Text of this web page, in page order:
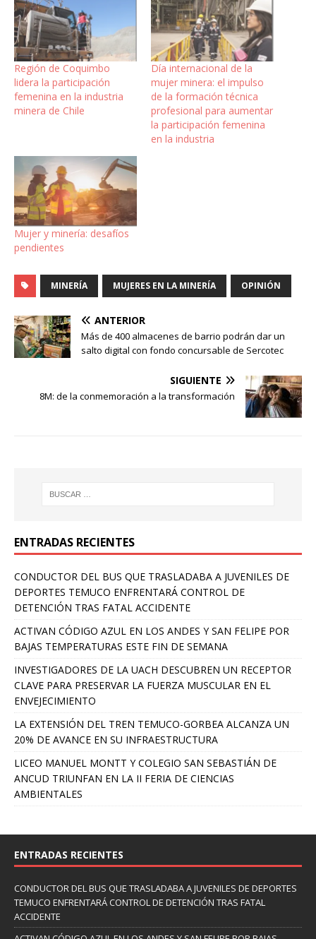
Región de Coquimbo
lidera la participación
femenina en la industria
minera de Chile
Día internacional de la
mujer minera: el impulso
de la formación técnica
profesional para aumentar
la participación femenina
en la industria
Mujer y minería: desafíos
pendientes
MINERÍA MUJERES EN LA MINERÍA OPINIÓN
ANTERIOR
Más de 400 almacenes de barrio podrán dar un
salto digital con fondo concursable de Sercotec
SIGUIENTE
8M: de la conmemoración a la transformación
ENTRADAS RECIENTES
CONDUCTOR DEL BUS QUE TRASLADABA A JUVENILES DE
DEPORTES TEMUCO ENFRENTARÁ CONTROL DE
DETENCIÓN TRAS FATAL ACCIDENTE
ACTIVAN CÓDIGO AZUL EN LOS ANDES Y SAN FELIPE POR
BAJAS TEMPERATURAS ESTE FIN DE SEMANA
INVESTIGADORES DE LA UACH DESCUBREN UN RECEPTOR
CLAVE PARA PRESERVAR LA FUERZA MUSCULAR EN EL
ENVEJECIMIENTO
LA EXTENSIÓN DEL TREN TEMUCO-GORBEA ALCANZA UN
20% DE AVANCE EN SU INFRAESTRUCTURA
LICEO MANUEL MONTT Y COLEGIO SAN SEBASTIÁN DE
ANCUD TRIUNFAN EN LA II FERIA DE CIENCIAS
AMBIENTALES
ENTRADAS RECIENTES
CONDUCTOR DEL BUS QUE TRASLADABA A JUVENILES DE DEPORTES
TEMUCO ENFRENTARÁ CONTROL DE DETENCIÓN TRAS FATAL
ACCIDENTE